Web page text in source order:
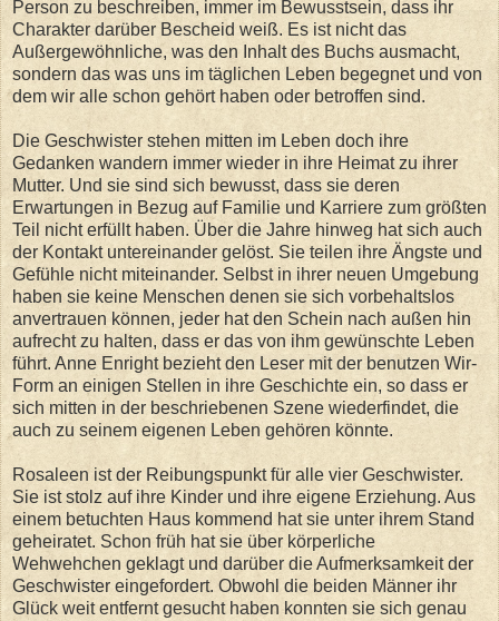
Person zu beschreiben, immer im Bewusstsein, dass ihr
Charakter darüber Bescheid weiß. Es ist nicht das
Außergewöhnliche, was den Inhalt des Buchs ausmacht,
sondern das was uns im täglichen Leben begegnet und von
dem wir alle schon gehört haben oder betroffen sind.
Die Geschwister stehen mitten im Leben doch ihre
Gedanken wandern immer wieder in ihre Heimat zu ihrer
Mutter. Und sie sind sich bewusst, dass sie deren
Erwartungen in Bezug auf Familie und Karriere zum größten
Teil nicht erfüllt haben. Über die Jahre hinweg hat sich auch
der Kontakt untereinander gelöst. Sie teilen ihre Ängste und
Gefühle nicht miteinander. Selbst in ihrer neuen Umgebung
haben sie keine Menschen denen sie sich vorbehaltslos
anvertrauen können, jeder hat den Schein nach außen hin
aufrecht zu halten, dass er das von ihm gewünschte Leben
führt. Anne Enright bezieht den Leser mit der benutzen Wir-
Form an einigen Stellen in ihre Geschichte ein, so dass er
sich mitten in der beschriebenen Szene wiederfindet, die
auch zu seinem eigenen Leben gehören könnte.
Rosaleen ist der Reibungspunkt für alle vier Geschwister.
Sie ist stolz auf ihre Kinder und ihre eigene Erziehung. Aus
einem betuchten Haus kommend hat sie unter ihrem Stand
geheiratet. Schon früh hat sie über körperliche
Wehwehchen geklagt und darüber die Aufmerksamkeit der
Geschwister eingefordert. Obwohl die beiden Männer ihr
Glück weit entfernt gesucht haben konnten sie sich genau